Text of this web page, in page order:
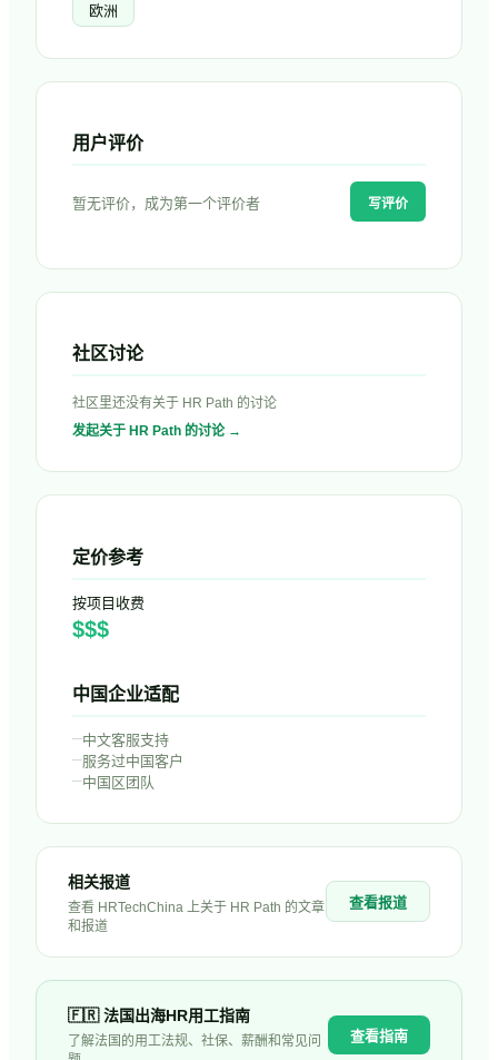
欧洲
用户评价
暂无评价，成为第一个评价者 写评价
社区讨论
社区里还没有关于 HR Path 的讨论
发起关于 HR Path 的讨论 →
定价参考
按项目收费
$$$
中国企业适配
–中文客服支持
–服务过中国客户
–中国区团队
相关报道
查看 HRTechChina 上关于 HR Path 的文章
和报道
查看报道
🇫🇷 法国出海HR用工指南
了解法国 的用工法规、社保、薪酬和常见问
查看指南